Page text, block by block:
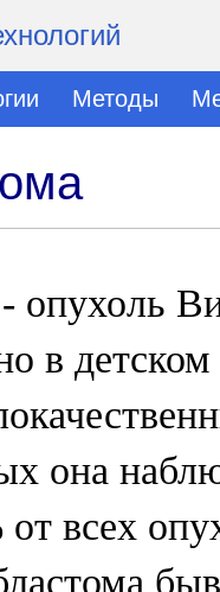
Методы
опухоль
в детском
она
от всех